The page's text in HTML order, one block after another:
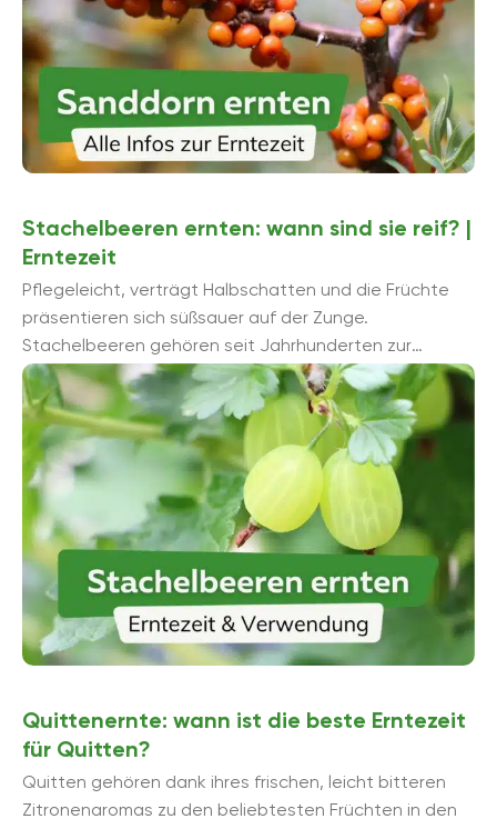
Stachelbeeren ernten: wann sind sie reif? |
Erntezeit
Pflegeleicht, verträgt Halbschatten und die Früchte
präsentieren sich süßsauer auf der Zunge.
Stachelbeeren gehören seit Jahrhunderten zur
mitteleuropäischen Küche und werden gerne roh ...
Quittenernte: wann ist die beste Erntezeit
für Quitten?
Quitten gehören dank ihres frischen, leicht bitteren
Zitronenaromas zu den beliebtesten Früchten in den